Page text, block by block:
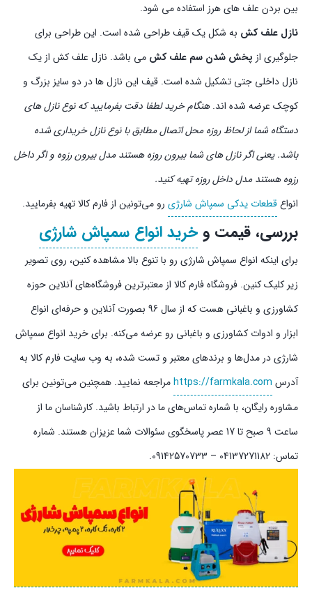
بین بردن علف های هرز استفاده می شود.
نازل علف کش به شکل یک قیف طراحی شده است. این طراحی برای
جلوگیری از پخش شدن سم علف کش می باشد. نازل علف کش از یک
نازل داخلی جتی تشکیل شده است. قیف این نازل ها در دو سایز بزرگ و
کوچک عرضه شده اند.هنگام خرید لطفا دقت بفرمایید که نوع نازل های
دستگاه شما از لحاظ روزه محل اتصال مطابق با نوع نازل خریداری شده
باشد. یعنی اگر نازل های شما بیرون روزه هستند مدل بیرون رزوه و اگر داخل
رزوه هستند مدل داخل روزه تهیه کنید.
انواعقطعات یدکی سمپاش شارژی رو می‌تونین از فارم کالا تهیه بفرمایید.
بررسی، قیمت و خرید انواع سمپاش شارژی
برای اینکه انواع سمپاش شارژی رو با تنوع بالا مشاهده کنین، روی تصویر
زیر کلیک کنین. فروشگاه فارم کالا از معتبرترین فروشگاه‌های آنلاین حوزه
کشاورزی و باغبانی هست که از سال 96 بصورت آنلاین و حرفه‌ای انواع
ابزار و ادوات کشاورزی و باغبانی رو عرضه می‌کنه. برای خرید انواع سمپاش
شارژی در مدل‌ها و برندهای معتبر و تست شده، به وب سایت فارم کالا به
آدرس https://farmkala.comمراجعه نمایید. همچنین می‌تونین برای
مشاوره رایگان، با شماره تماس‌های ما در ارتباط باشید. کارشناسان ما از
ساعت 9 صبح تا 17 عصر پاسخگوی سئوالات شما عزیزان هستند. شماره
تماس:‌ 04137271182 – 09142570733.